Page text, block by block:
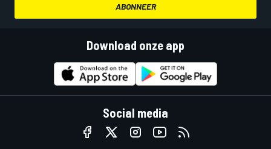
ABONNEER
Download onze app
Social media